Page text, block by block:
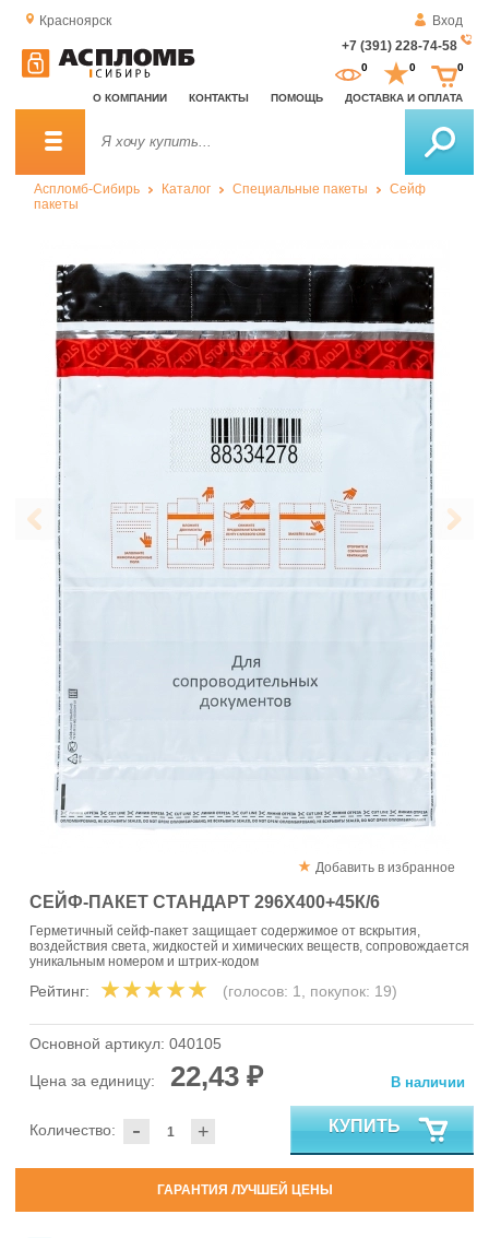
Красноярск
Вход
+7 (391) 228-74-58
О КОМПАНИИ КОНТАКТЫ ПОМОЩЬ ДОСТАВКА И ОПЛАТА
0 0 0
Аспломб-Сибирь Каталог Специальные пакеты
Сейф
пакеты
Добавить в избранное
СЕЙФ-ПАКЕТ СТАНДАРТ 296Х400+45К/6
Герметичный сейф-пакет защищает содержимое от вскрытия,
воздействия света, жидкостей и химических веществ, сопровождается
уникальным номером и штрих-кодом
Рейтинг: (голосов: 1, покупок: 19)
Основной артикул: 040105
Цена за единицу: 22,43 ₽
- +
Количество:
В наличии
КУПИТЬ
ГАРАНТИЯ ЛУЧШЕЙ ЦЕНЫ